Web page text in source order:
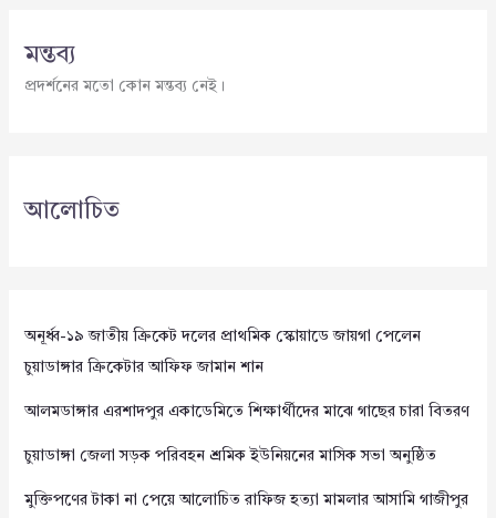
মন্তব্য
প্রদর্শনের মতো কোন মন্তব্য নেই।
আলোচিত
অনূর্ধ্ব-১৯ জাতীয় ক্রিকেট দলের প্রাথমিক স্কোয়াডে জায়গা পেলেন
চুয়াডাঙ্গার ক্রিকেটার আফিফ জামান শান
আলমডাঙ্গার এরশাদপুর একাডেমিতে শিক্ষার্থীদের মাঝে গাছের চারা বিতরণ
চুয়াডাঙ্গা জেলা সড়ক পরিবহন শ্রমিক ইউনিয়নের মাসিক সভা অনুষ্ঠিত
মুক্তিপণের টাকা না পেয়ে আলোচিত রাফিজ হত্যা মামলার আসামি গাজীপুর